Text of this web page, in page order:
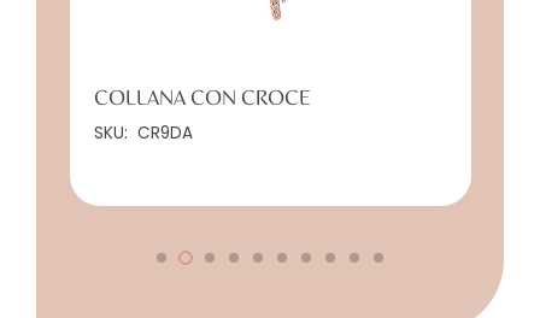
COLLANA CON CROCE
SKU: CR9DA